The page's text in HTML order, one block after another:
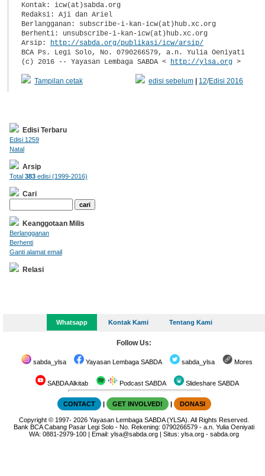
Kontak: icw(at)sabda.org
Redaksi: Aji dan Ariel
Berlangganan: subscribe-i-kan-icw(at)hub.xc.org
Berhenti: unsubscribe-i-kan-icw(at)hub.xc.org
Arsip:
http://sabda.org/publikasi/icw/arsip/
BCA Ps. Legi Solo, No. 0790266579, a.n. Yulia Oeniyati
(c) 2016 -- Yayasan Lembaga SABDA <
http://ylsa.org >
Tampilan cetak edisi sebelum | 12/Edisi 2016
Edisi Terbaru
Edisi 1259
Natal
Arsip
Total 383edisi (1999-2016)
Cari
Keanggotaan Milis
Berlangganan
Berhenti
Ganti alamat email
Relasi
Whatsapp Kontak Kami Tentang Kami
Follow Us:
sabda_ylsa Yayasan Lembaga SABDA sabda_ylsa Mores
SABDA Alkitab Podcast SABDA Slideshare SABDA
CONTACT | GET INVOLVED! | DONASI
Copyright © 1997-2026Yayasan Lembaga SABDA (YLSA). All Rights Reserved.
Bank BCA Cabang Pasar Legi Solo - No. Rekening: 0790266579 - a.n. Yulia Oeniyati
WA:0881-2979-100 | Email:ylsa@sabda.org | Situs:ylsa.org -sabda.org